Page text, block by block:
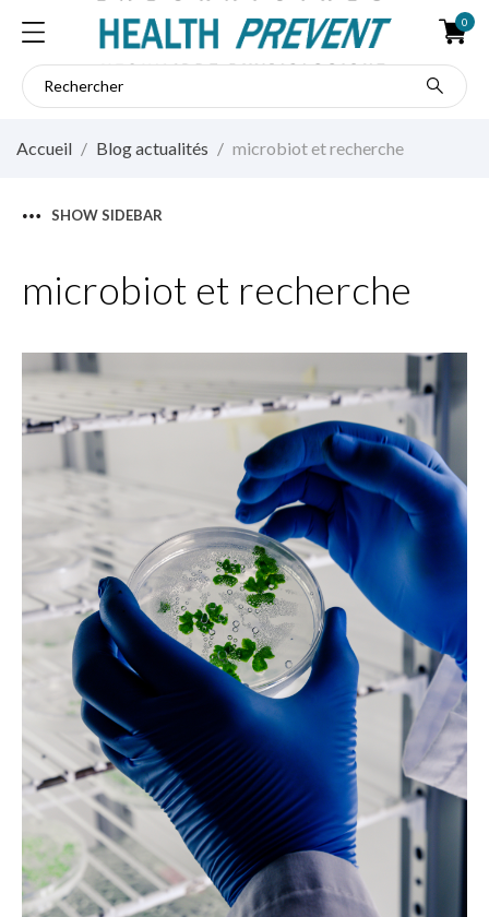
0
Accueil Blog actualités microbiot et recherche
SHOW SIDEBAR
microbiot et recherche